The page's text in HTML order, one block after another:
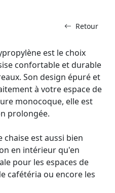
Retour
est le choix
confortable et durable
Son design épuré et
à votre espace de
monocoque, elle est
prolongée.
chaise est aussi bien
en intérieur qu'en
pour les espaces de
cafétéria ou encore les